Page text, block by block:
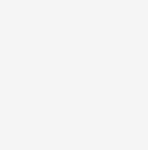
AGS Comfort
kombinierter Wert der CO₂-Emission: 126
AGS Comfort+
kombinierter Wert der CO₂-Emission: 127
Edition
kombinierter Wert der CO2-Emission: